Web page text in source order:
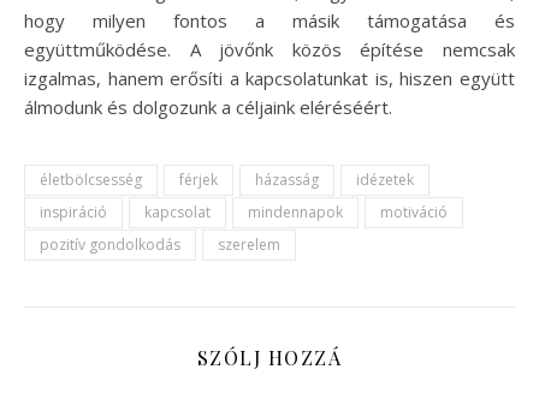
hogy milyen fontos a másik támogatása és
együttműködése. A jövőnk közös építése nemcsak
izgalmas, hanem erősíti a kapcsolatunkat is, hiszen együtt
álmodunk és dolgozunk a céljaink eléréséért.
életbölcsesség férjek házasság
idézetek
inspiráció
kapcsolat mindennapok
motiváció
pozitív gondolkodás
szerelem
SZÓLJ HOZZÁ